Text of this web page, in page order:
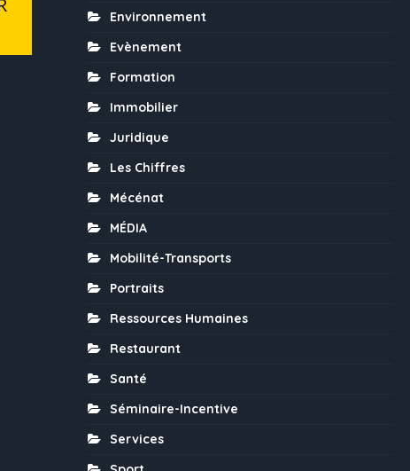
Environnement
Evènement
Formation
Immobilier
Juridique
Les Chiffres
Mécénat
MÉDIA
Mobilité-Transports
Portraits
Ressources Humaines
Restaurant
Santé
Séminaire-Incentive
Services